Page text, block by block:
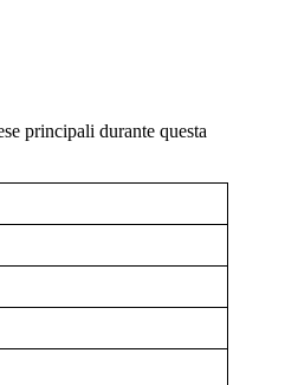
principali durante questa